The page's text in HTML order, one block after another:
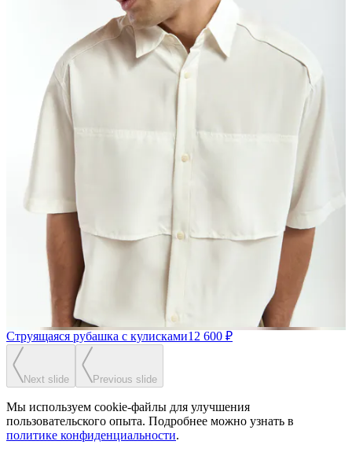
Струящаяся рубашка с кулисками12 600 ₽
Next slide Previous slide
Мы используем cookie-файлы для улучшения
пользовательского опыта. Подробнее можно узнать в
политике конфиденциальности.